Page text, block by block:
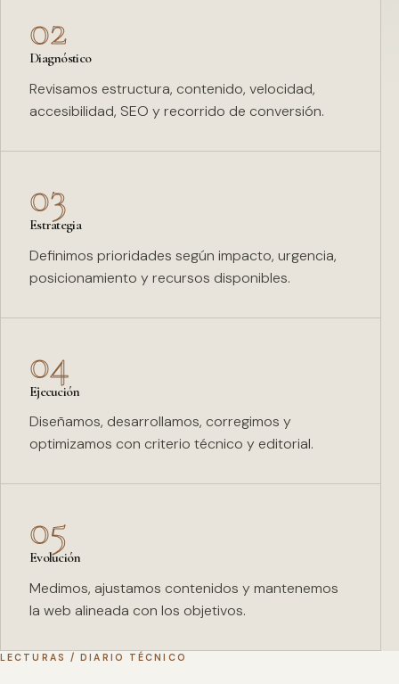
02
Diagnóstico
Revisamos estructura, contenido, velocidad,
accesibilidad, SEO y recorrido de conversión.
03
Estrategia
Definimos prioridades según impacto, urgencia,
posicionamiento y recursos disponibles.
04
Ejecución
Diseñamos, desarrollamos, corregimos y
optimizamos con criterio técnico y editorial.
05
Evolución
Medimos, ajustamos contenidos y mantenemos
la web alineada con los objetivos.
LECTURAS / DIARIO TÉCNICO